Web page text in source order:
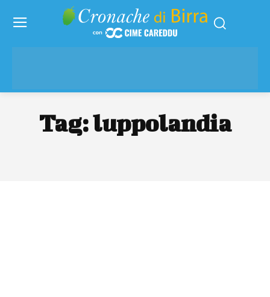
Tag:luppolandia